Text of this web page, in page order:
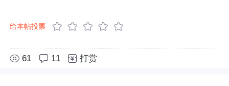
给本帖投票
61 11 打赏